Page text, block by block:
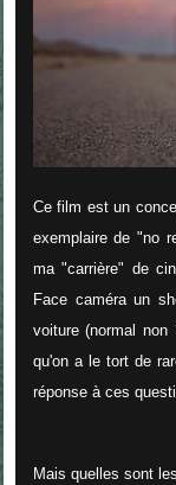
Ce film est un
exemplaire de "no
ma "carrière" de
Face caméra un
voiture (normal non
qu'on a le tort de
réponse à ces
Mais quelles sont